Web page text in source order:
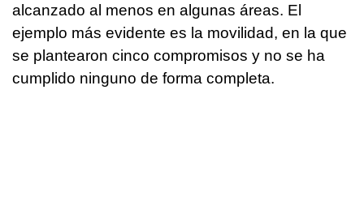
alcanzado al menos en algunas áreas. El
ejemplo más evidente es la movilidad, en la que
se plantearon cinco compromisos y no se ha
cumplido ninguno de forma completa.